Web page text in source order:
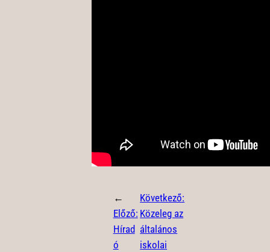
←
Előző:
Hírad
ó
Következő:
Közeleg az
általános
iskolai